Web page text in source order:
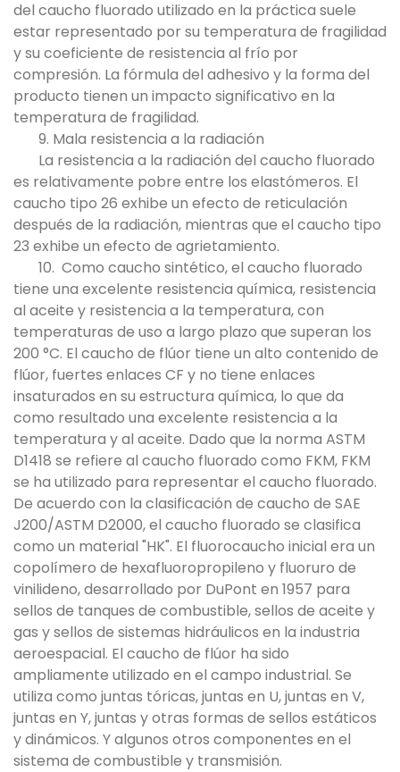
del caucho fluorado utilizado en la práctica suele
estar representado por su temperatura de fragilidad
y su coeficiente de resistencia al frío por
compresión. La fórmula del adhesivo y la forma del
producto tienen un impacto significativo en la
temperatura de fragilidad.
9. Mala resistencia a la radiación
La resistencia a la radiación del caucho fluorado
es relativamente pobre entre los elastómeros. El
caucho tipo 26 exhibe un efecto de reticulación
después de la radiación, mientras que el caucho tipo
23 exhibe un efecto de agrietamiento.
10. Como caucho sintético, el caucho fluorado
tiene una excelente resistencia química, resistencia
al aceite y resistencia a la temperatura, con
temperaturas de uso a largo plazo que superan los
200 °C. El caucho de flúor tiene un alto contenido de
flúor, fuertes enlaces CF y no tiene enlaces
insaturados en su estructura química, lo que da
como resultado una excelente resistencia a la
temperatura y al aceite. Dado que la norma ASTM
D1418 se refiere al caucho fluorado como FKM, FKM
se ha utilizado para representar el caucho fluorado.
De acuerdo con la clasificación de caucho de SAE
J200/ASTM D2000, el caucho fluorado se clasifica
como un material "HK". El fluorocaucho inicial era un
copolímero de hexafluoropropileno y fluoruro de
vinilideno, desarrollado por DuPont en 1957 para
sellos de tanques de combustible, sellos de aceite y
gas y sellos de sistemas hidráulicos en la industria
aeroespacial. El caucho de flúor ha sido
ampliamente utilizado en el campo industrial. Se
utiliza como juntas tóricas, juntas en U, juntas en V,
juntas en Y, juntas y otras formas de sellos estáticos
y dinámicos. Y algunos otros componentes en el
sistema de combustible y transmisión.